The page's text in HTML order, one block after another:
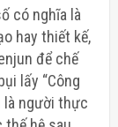
có nghĩa là
hay thiết kế,
để chế
lấy “Công
là người thực